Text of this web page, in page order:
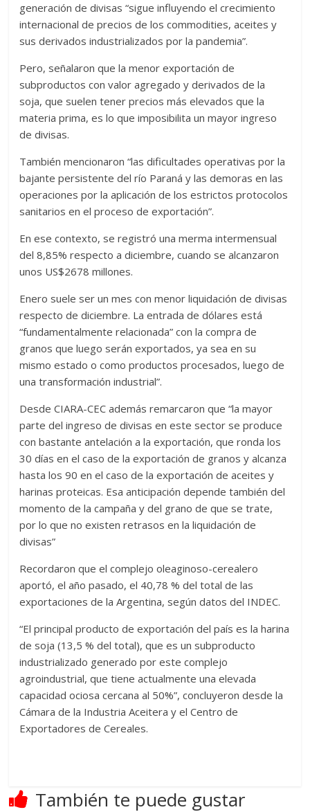
generación de divisas “sigue influyendo el crecimiento
internacional de precios de los commodities, aceites y
sus derivados industrializados por la pandemia”.
Pero, señalaron que la menor exportación de
subproductos con valor agregado y derivados de la
soja, que suelen tener precios más elevados que la
materia prima, es lo que imposibilita un mayor ingreso
de divisas.
También mencionaron “las dificultades operativas por la
bajante persistente del río Paraná y las demoras en las
operaciones por la aplicación de los estrictos protocolos
sanitarios en el proceso de exportación”.
En ese contexto, se registró una merma intermensual
del 8,85% respecto a diciembre, cuando se alcanzaron
unos US$2678 millones.
Enero suele ser un mes con menor liquidación de divisas
respecto de diciembre. La entrada de dólares está
“fundamentalmente relacionada” con la compra de
granos que luego serán exportados, ya sea en su
mismo estado o como productos procesados, luego de
una transformación industrial”.
Desde CIARA-CEC además remarcaron que “la mayor
parte del ingreso de divisas en este sector se produce
con bastante antelación a la exportación, que ronda los
30 días en el caso de la exportación de granos y alcanza
hasta los 90 en el caso de la exportación de aceites y
harinas proteicas. Esa anticipación depende también del
momento de la campaña y del grano de que se trate,
por lo que no existen retrasos en la liquidación de
divisas”
Recordaron que el complejo oleaginoso-cerealero
aportó, el año pasado, el 40,78 % del total de las
exportaciones de la Argentina, según datos del INDEC.
“El principal producto de exportación del país es la harina
de soja (13,5 % del total), que es un subproducto
industrializado generado por este complejo
agroindustrial, que tiene actualmente una elevada
capacidad ociosa cercana al 50%”, concluyeron desde la
Cámara de la Industria Aceitera y el Centro de
Exportadores de Cereales.
También te puede gustar